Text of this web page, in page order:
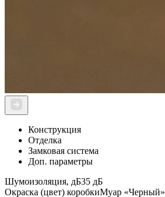
Конструкция
Отделка
Замковая система
Доп. параметры
Шумоизоляция, дБ35 дБ
Окраска (цвет) коробкиМуар «Черный»